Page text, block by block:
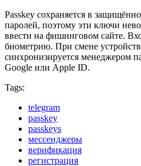
Passkey сохраняется в
паролей, поэтому эти ключи
ввести на фишинговом сайте.
биометрию. При смене
синхронизируется менеджером
Google или Apple ID.
Tags:
telegram
passkey
passkeys
мессенджеры
верификация
регистрация